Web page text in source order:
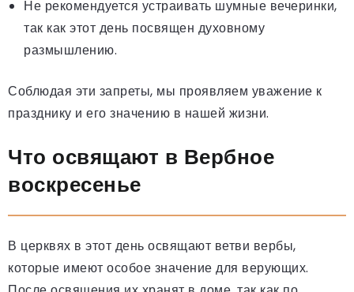
Не рекомендуется устраивать шумные вечеринки,
так как этот день посвящен духовному
размышлению.
Соблюдая эти запреты, мы проявляем уважение к
празднику и его значению в нашей жизни.
Что освящают в Вербное
воскресенье
В церквях в этот день освящают ветви вербы,
которые имеют особое значение для верующих.